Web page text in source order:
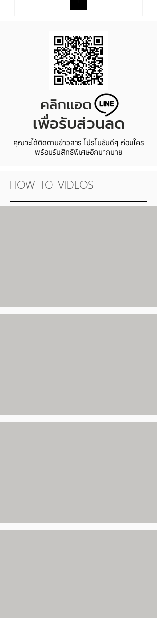
คลิกแอด
เพื่อรับส่วนลด
คุณจะได้ติดตามข่าวสาร โปรโมชั่นดีๆ ก่อนใคร
พร้อมรับสิทธิพิเศษอีกมากมาย
HOW TO VIDEOS